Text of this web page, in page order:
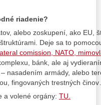
alebo zoskupení, ako EU,
Deje sa to
comission, NATO,
bánk, ale aj
nasadením armády, alebo
fingovaných trestných
a volené orgány: TU.